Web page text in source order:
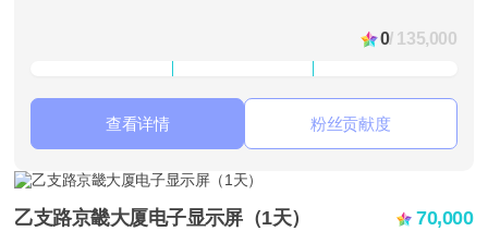
0/ 135,000
查看详情 粉丝贡献度
乙支路京畿大厦电子显示屏（1天） 70,000